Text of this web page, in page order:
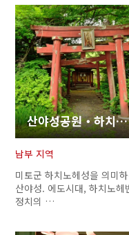
산야성공원・하치노헤성터
남부 지역
미토군 하치노헤성을 의미
산야성. 에도시대, 하치노헤
정치의 …